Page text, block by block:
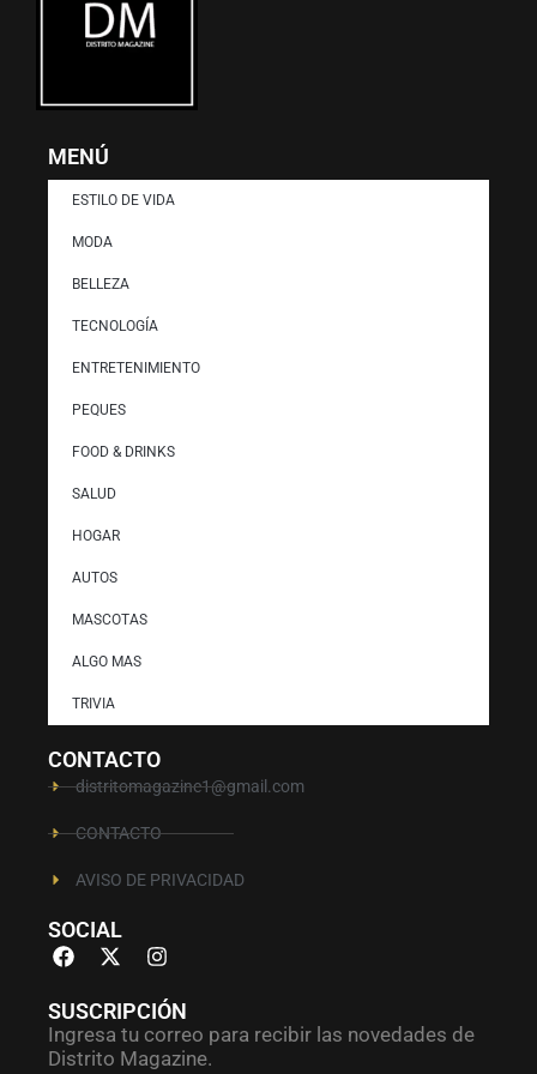
MENÚ
ESTILO DE VIDA
MODA
BELLEZA
TECNOLOGÍA
ENTRETENIMIENTO
PEQUES
FOOD & DRINKS
SALUD
HOGAR
AUTOS
MASCOTAS
ALGO MAS
TRIVIA
CONTACTO
distritomagazine1@gmail.com
CONTACTO
AVISO DE PRIVACIDAD
SOCIAL
SUSCRIPCIÓN
Ingresa tu correo para recibir las novedades de
Distrito Magazine.